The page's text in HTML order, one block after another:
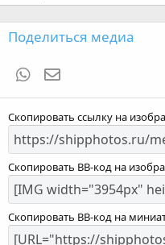
Поделиться медиа
WhatsApp
Скопировать ссылку на
Скопировать BB-код на
Скопировать BB-код на